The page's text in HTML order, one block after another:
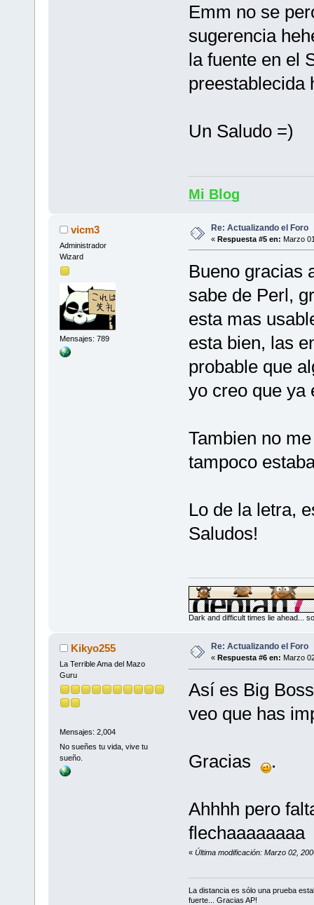
Emm no se
sugerencia
la fuente en el
preestablecida
Un Saludo =)
Mi Blog
vicm3
Administrador
Wizard
Mensajes: 789
Re: Actualizando el Foro
« Respuesta #5 en: Marzo
Bueno gracias
sabe de Perl,
esta mas
esta bien, las
probable que
yo creo que ya
Tambien no
tampoco
Lo de la letra,
Saludos!
Dark and difficult times lie ahead...
Kikyo255
La Terrible Ama del Mazo
Guru
Mensajes: 2,004
No sueñes tu vida, vive tu
sueño.
Re: Actualizando el Foro
« Respuesta #6 en: Marzo
Así es Big
veo que has
Gracias .
Ahhhh pero
flechaaaaaaaa
« Última modificación: Marzo 02,
La distancia es sólo una prueba
fuerte... Gracias AP!